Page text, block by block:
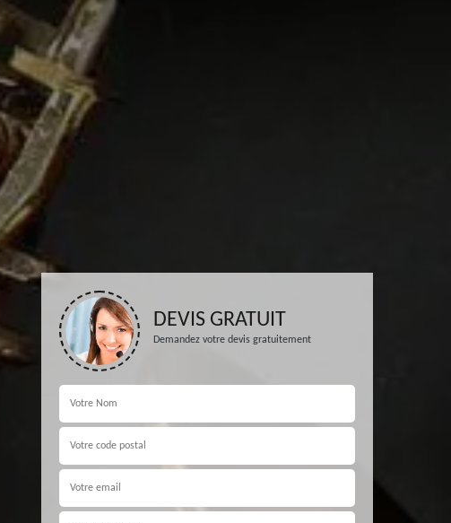
DEVIS GRATUIT
Demandez votre devis gratuitement